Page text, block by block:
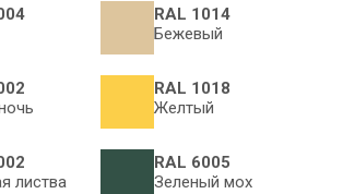
RAL 1014
Бежевый
RAL 1018
Желтый
листва
RAL 6005
Зеленый мох